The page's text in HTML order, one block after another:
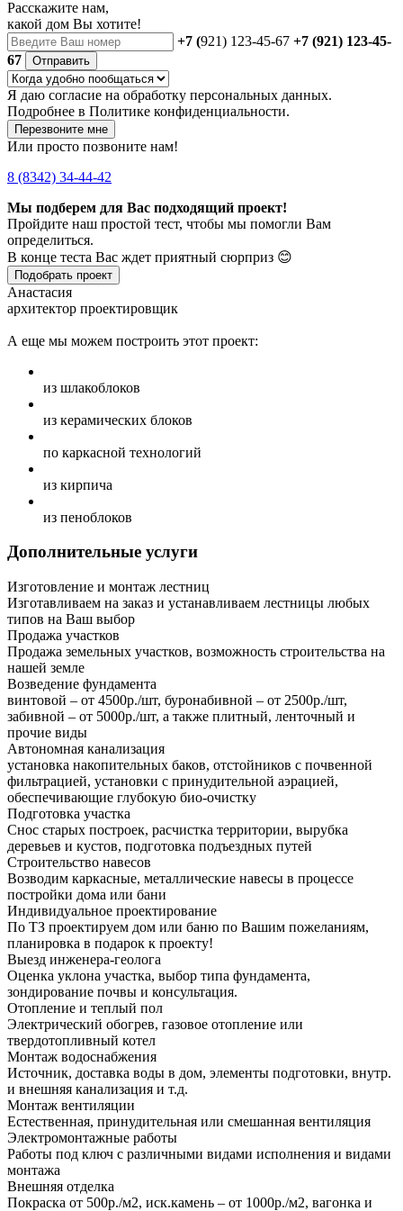
Расскажите нам,
какой дом Вы хотите!
+7 (921) 123-45-67 +7 (921) 123-45-
67
Отправить
Я даю согласие на обработку персональных данных.
Подробнее в Политике конфиденциальности.
Перезвоните мне
Или просто позвоните нам!
8 (8342) 34-44-42
Мы подберем для Вас подходящий проект!
Пройдите наш простой тест, чтобы мы помогли Вам
определиться.
В конце теста Вас ждет приятный сюрприз 😊
Подобрать проект
Анастасия
архитектор проектировщик
А еще мы можем построить этот проект:
из шлакоблоков
из керамических блоков
по каркасной технологий
из кирпича
из пеноблоков
Дополнительные услуги
Изготовление и монтаж лестниц
Изготавливаем на заказ и устанавливаем лестницы любых
типов на Ваш выбор
Продажа участков
Продажа земельных участков, возможность строительства на
нашей земле
Возведение фундамента
винтовой – от 4500р./шт, буронабивной – от 2500р./шт,
забивной – от 5000р./шт, а также плитный, ленточный и
прочие виды
Автономная канализация
установка накопительных баков, отстойников с почвенной
фильтрацией, установки с принудительной аэрацией,
обеспечивающие глубокую био-очистку
Подготовка участка
Снос старых построек, расчистка территории, вырубка
деревьев и кустов, подготовка подъездных путей
Строительство навесов
Возводим каркасные, металлические навесы в процессе
постройки дома или бани
Индивидуальное проектирование
По ТЗ проектируем дом или баню по Вашим пожеланиям,
планировка в подарок к проекту!
Выезд инженера-геолога
Оценка уклона участка, выбор типа фундамента,
зондирование почвы и консультация.
Отопление и теплый пол
Электрический обогрев, газовое отопление или
твердотопливный котел
Монтаж водоснабжения
Источник, доставка воды в дом, элементы подготовки, внутр.
и внешняя канализация и т.д.
Монтаж вентиляции
Естественная, принудительная или смешанная вентиляция
Электромонтажные работы
Работы под ключ с различными видами исполнения и видами
монтажа
Внешняя отделка
Покраска от 500р./м2, иск.камень – от 1000р./м2, вагонка и